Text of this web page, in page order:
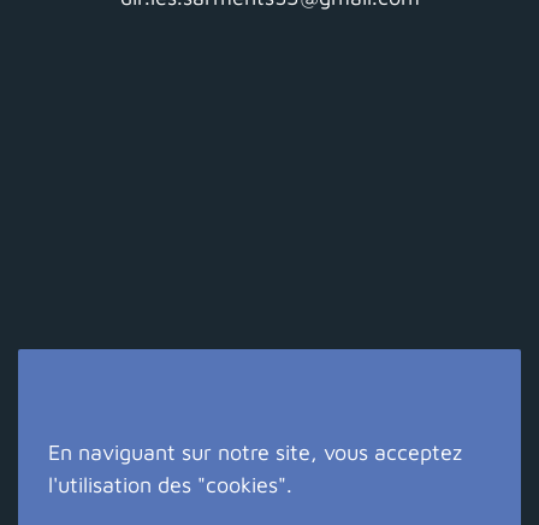
Suivez-nous !
En naviguant sur notre site, vous acceptez
l'utilisation des "cookies".